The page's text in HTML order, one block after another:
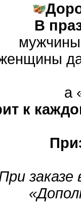
В
а
к